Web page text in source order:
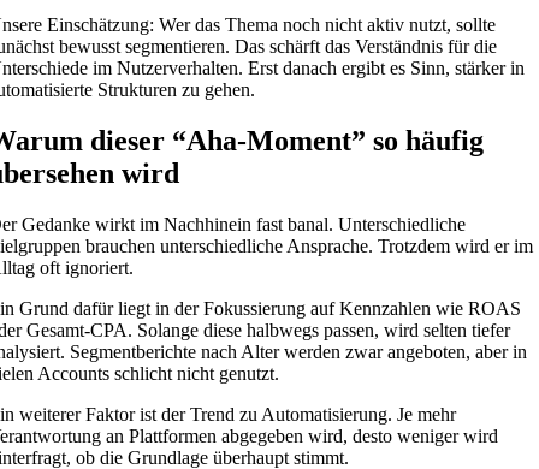
Einschätzung: Wer das Thema noch nicht aktiv nutzt, sollte
bewusst segmentieren. Das schärft das Verständnis für die
im Nutzerverhalten. Erst danach ergibt es Sinn, stärker in
Strukturen zu gehen.
dieser “Aha-Moment” so häufig
wird
Gedanke wirkt im Nachhinein fast banal. Unterschiedliche
brauchen unterschiedliche Ansprache. Trotzdem wird er im
oft ignoriert.
Grund dafür liegt in der Fokussierung auf Kennzahlen wie ROAS
Gesamt-CPA. Solange diese halbwegs passen, wird selten tiefer
Segmentberichte nach Alter werden zwar angeboten, aber in
Accounts schlicht nicht genutzt.
weiterer Faktor ist der Trend zu Automatisierung. Je mehr
an Plattformen abgegeben wird, desto weniger wird
ob die Grundlage überhaupt stimmt.